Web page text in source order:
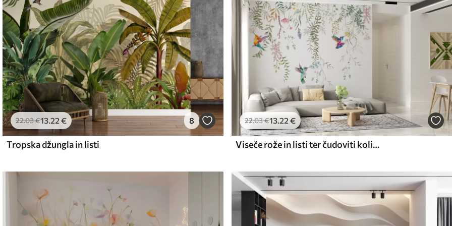
.6734.00€ /m²
and Stick
49.00€/m²
22.03€13 .22 € 8
Tropska džungla in listi
22.03€13.22 €
Viseče rože in listi ter čudoviti kolibriji